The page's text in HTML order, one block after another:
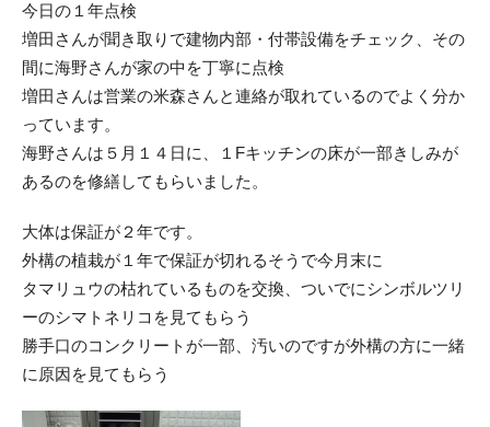
今日の１年点検
増田さんが聞き取りで建物内部・付帯設備をチェック、その
間に海野さんが家の中を丁寧に点検
増田さんは営業の米森さんと連絡が取れているのでよく分か
っています。
海野さんは５月１４日に、１Fキッチンの床が一部きしみが
あるのを修繕してもらいました。
大体は保証が２年です。
外構の植栽が１年で保証が切れるそうで今月末に
タマリュウの枯れているものを交換、ついでにシンボルツリ
ーのシマトネリコを見てもらう
勝手口のコンクリートが一部、汚いのですが外構の方に一緒
に原因を見てもらう